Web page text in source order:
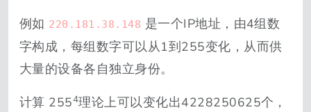
例如 220.181.38.148 是一个IP地址，由4组数
字构成，每组数字可以从1到255变化，从而供
大量的设备各自独立身份。
计算 2554理论上可以变化出4228250625个，